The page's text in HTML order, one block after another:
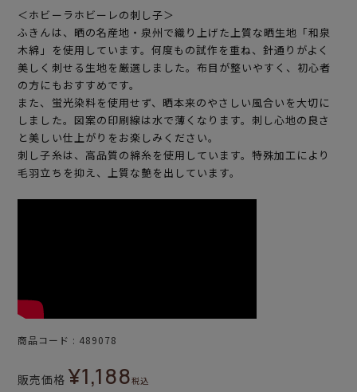
＜ホビーラホビーレの刺し子＞
ふきんは、晒の名産地・泉州で織り上げた上質な晒生地「和泉
木綿」を使用しています。何度もの試作を重ね、針通りがよく
美しく刺せる生地を厳選しました。布目が整いやすく、初心者
の方にもおすすめです。
また、蛍光染料を使用せず、晒本来のやさしい風合いを大切に
しました。図案の印刷線は水で薄くなります。刺し心地の良さ
と美しい仕上がりをお楽しみください。
刺し子糸は、高品質の綿糸を使用しています。特殊加工により
毛羽立ちを抑え、上質な艶を出しています。
商品コード 489078
販売価格 ¥1,188税込